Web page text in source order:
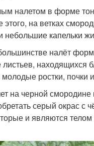
налетом в форме
этого, на ветках
капельки
налёт
находящихся
молодые ростки, почки
на черной смородине
серый окрас с
и являются телом